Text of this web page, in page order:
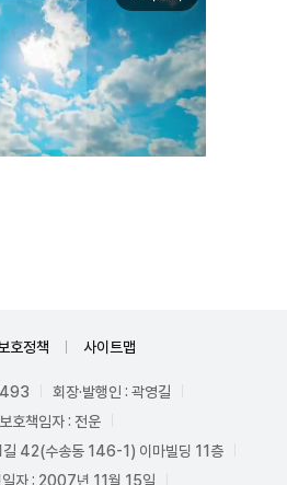
호정책 사이트맵
회장·발행인 : 곽영길
호책임자 : 전운
길 42(수송동 146-1) 이마빌딩 11층
일자 : 2007년 11월 15일